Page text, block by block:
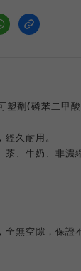
劑(磷苯二甲酸
久耐用。
茶、牛奶、非濃
全無空隙，保證